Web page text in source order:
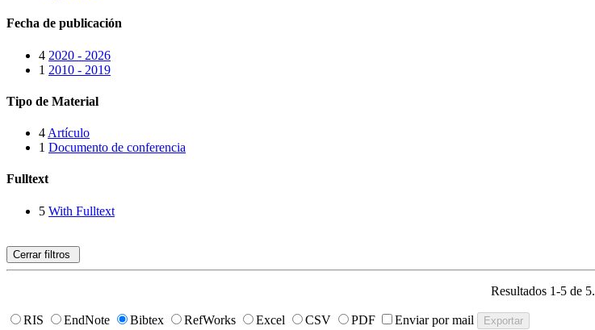
Fecha de publicación
4 2020 - 2026
1 2010 - 2019
Tipo de Material
4 Artículo
1 Documento de conferencia
Fulltext
5 With Fulltext
Cerrar filtros
Resultados 1-5 de 5.
RIS EndNote Bibtex RefWorks Excel CSV PDF
Enviar por mail